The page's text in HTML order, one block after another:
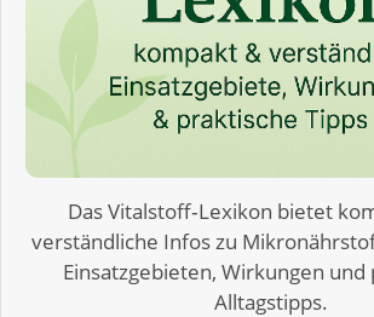
Das Vitalstoff‑Lexikon bietet
verständliche Infos zu
Einsatzgebieten, Wirkungen und
Alltagstipps.